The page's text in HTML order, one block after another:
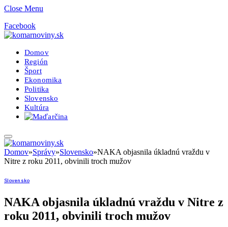
Close Menu
Facebook
Domov
Región
Šport
Ekonomika
Politika
Slovensko
Kultúra
Domov»Správy»Slovensko»NAKA objasnila úkladnú vraždu v
Nitre z roku 2011, obvinili troch mužov
Slovensko
NAKA objasnila úkladnú vraždu v Nitre z
roku 2011, obvinili troch mužov